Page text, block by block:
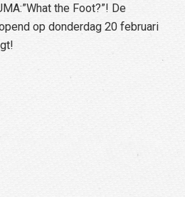
the Foot?”! De
op donderdag 20 februari